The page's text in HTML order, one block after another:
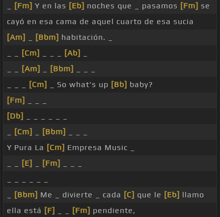
[Fm] Y en las [Eb] noches que _ pasamos [Fm] se
cayó en esa cama de aquel cuarto de esa sucia
[Am]
[Bbm] habitación. _
[Cm] [Ab]
[Am] [Bbm]
[Cm] _ So what's up [Bb] baby?
[Fm]
[Db]
[Cm] [Bbm]
Y Pura La [Cm] Empresa Music _
[E] [Fm]
[Bbm] Me _ divierte _ cada [C] que le [Eb] llamo
ella está [F] [Fm] pendiente,